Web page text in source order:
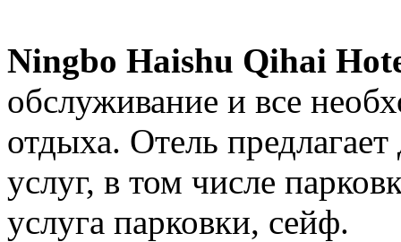
Ningbo Haishu Qihai
обслуживание и все
отдыха. Отель
услуг, в том числе
услуга парковки, сейф.